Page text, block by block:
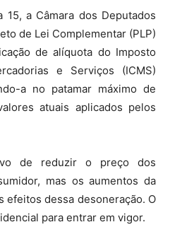
a Câmara dos Deputados
de Lei Complementar (PLP)
de alíquota do Imposto
e Serviços (ICMS)
a no patamar máximo de
atuais aplicados pelos
de reduzir o preço dos
mas os aumentos da
efeitos dessa desoneração. O
para entrar em vigor.